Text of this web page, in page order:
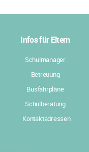
Infos für Eltern
Schulmanager
Betreuung
Busfahrpläne
Schulberatung
Kontaktadressen